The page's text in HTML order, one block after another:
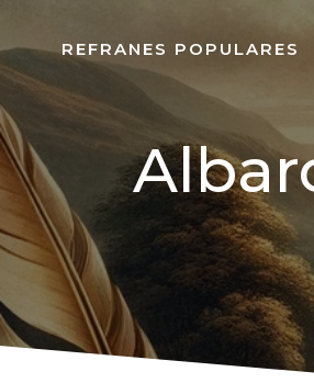
REFRANES POPULARES